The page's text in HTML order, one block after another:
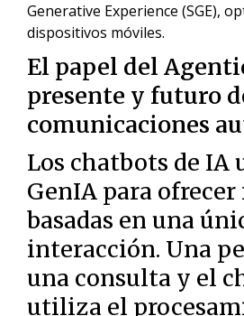
Generative Experience (SGE),
dispositivos móviles.
El papel del
presente y futuro
comunicaciones
Los chatbots de
GenIA para ofrecer
basadas en una
interacción. Una
una consulta y el
utiliza el